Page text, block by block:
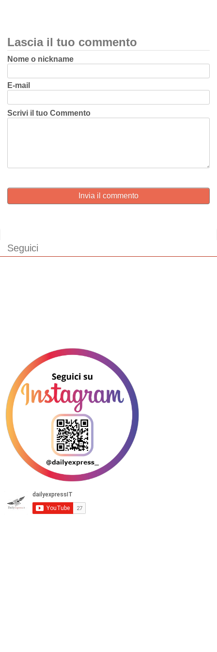
Lascia il tuo commento
Nome o nickname
E-mail
Scrivi il tuo Commento
Invia il commento
Seguici